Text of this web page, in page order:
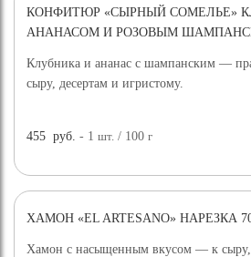
КОНФИТЮР «СЫРНЫЙ СОМЕЛЬЕ»
АНАНАСОМ И РОЗОВЫМ
Клубника и ананас с шампанским —
сыру, десертам и игристому.
455 руб. - 1шт. / 100г
ХАМОН «EL ARTESANO» НАРЕЗКА
Хамон с насыщенным вкусом — к сыру,